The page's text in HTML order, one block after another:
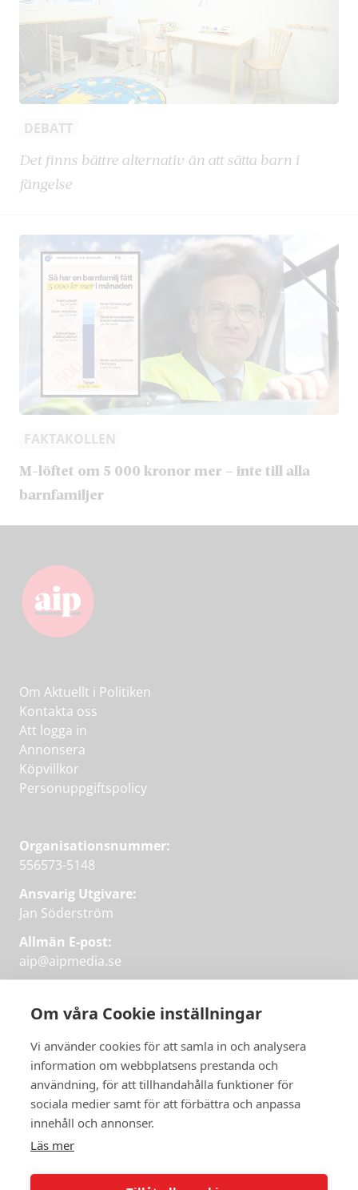
Om våra Cookie inställningar
Vi använder cookies för att samla in och analysera
information om webbplatsens prestanda och
användning, för att tillhandahålla funktioner för
sociala medier samt för att förbättra och anpassa
innehåll och annonser.
Läs mer
första månaden
DEBATT
Det finns bättre alternativ än att sätta barn i
fängelse
FAKTAKOLLEN
M-löftet om 5 000 kronor mer – inte till alla
barnfamiljer
Om Aktuellt i Politiken
Kontakta oss
Att logga in
Annonsera
Köpvillkor
Personuppgiftspolicy
Organisationsnummer:
556573-5148
Ansvarig Utgivare:
Jan Söderström
Allmän E-post:
aip@aipmedia.se
aip@flowyinfo.seeller 08-1210 60 40.
Instagram
LinkedIn
Twitter
Facebook
Få veckans bästa
artiklar på mejlen
PRENUMERERA